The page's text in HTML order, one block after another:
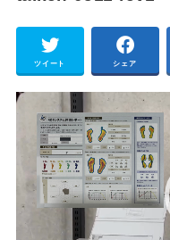
ツイート シェア
動